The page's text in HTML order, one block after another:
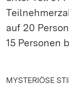
auf 20
15 Personen
MYSTERIÖSE